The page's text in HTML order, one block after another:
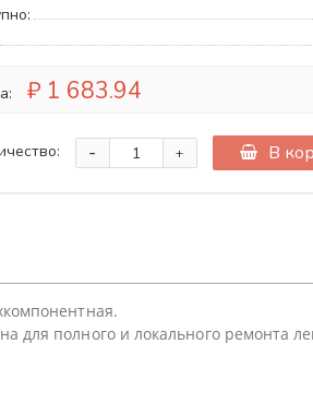
₽ 1 683.94
+
- В
для полного и локального ремонта